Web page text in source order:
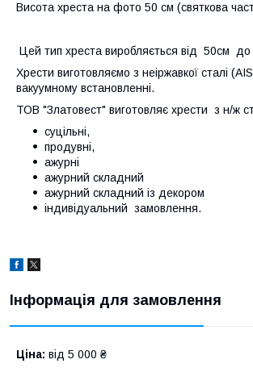
Висота хреста на фото 50 см (святкова
Цей тип хреста виробляється від 50см
Хрести виготовляємо з неіржавкої сталі
вакуумному встановленні.
ТОВ "Златовест" виготовляє хрести з н/ж
суцільні,
продувні,
ажурні
ажурний складний
ажурний складний із декором
індивідуальний замовлення.
Інформація для замовлення
Ціна: від 5 000 ₴